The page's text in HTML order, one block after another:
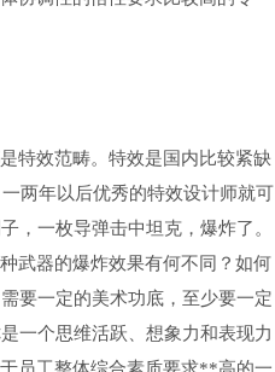
特效范畴。特效是国内比较紧缺
两年以后优秀的特效设计师就可
，一枚导弹击中坦克，爆炸了。
武器的爆炸效果有何不同？如何
要一定的美术功底，至少要一定
一个思维活跃、想象力和表现力
员工整体综合素质要求**高的一